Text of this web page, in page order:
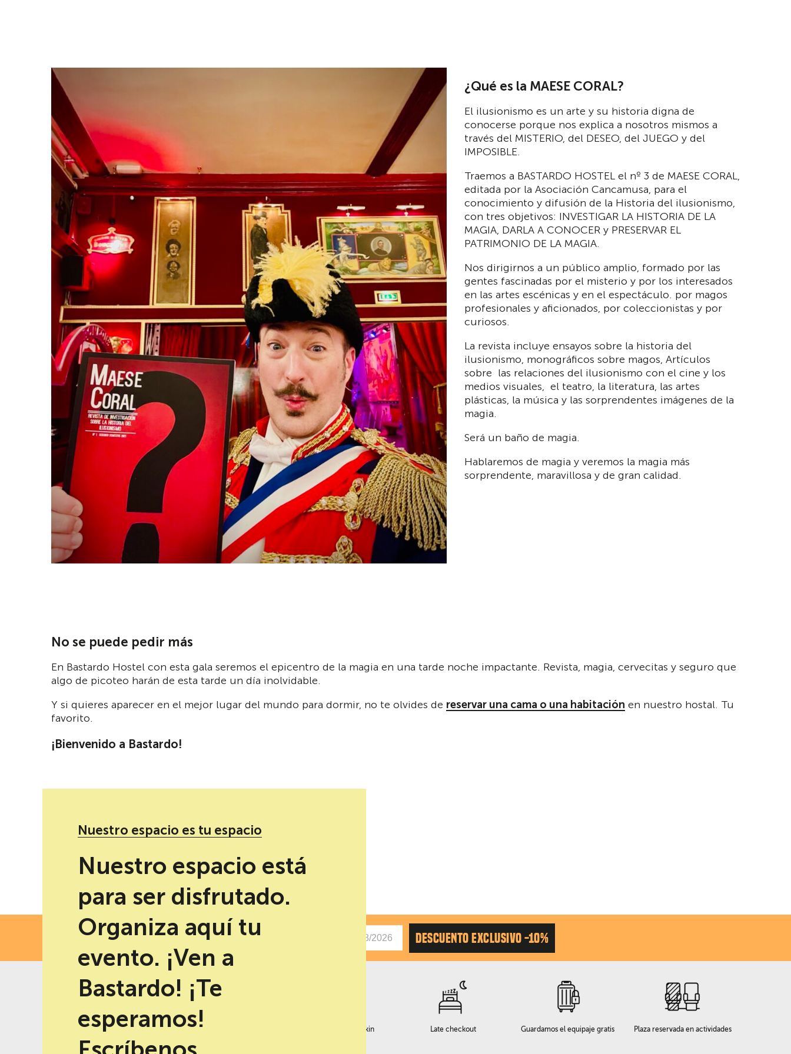
¿Qué es la MAESE CORAL?
El ilusionismo es un arte y su historia digna de
conocerse porque nos explica a nosotros mismos a
través del MISTERIO, del DESEO, del JUEGO y del
IMPOSIBLE.
Traemos a BASTARDO HOSTEL el nº 3 de MAESE CORAL,
editada por la Asociación Cancamusa, para el
conocimiento y difusión de la Historia del ilusionismo,
con tres objetivos: INVESTIGAR LA HISTORIA DE LA
MAGIA, DARLA A CONOCER y PRESERVAR EL
PATRIMONIO DE LA MAGIA.
Nos dirigirnos a un público amplio, formado por las
gentes fascinadas por el misterio y por los interesados
en las artes escénicas y en el espectáculo. por magos
profesionales y aficionados, por coleccionistas y por
curiosos.
La revista incluye ensayos sobre la historia del
ilusionismo, monográficos sobre magos, Artículos
sobre las relaciones del ilusionismo con el cine y los
medios visuales, el teatro, la literatura, las artes
plásticas, la música y las sorprendentes imágenes de la
magia.
Será un baño de magia.
Hablaremos de magia y veremos la magia más
sorprendente, maravillosa y de gran calidad.
No se puede pedir más
En Bastardo Hostel con esta gala seremos el epicentro de la magia en una tarde noche impactante. Revista, magia, cervecitas y seguro que
algo de picoteo harán de esta tarde un día inolvidable.
Y si quieres aparecer en el mejor lugar del mundo para dormir, no te olvides de reservar una cama o una habitación en nuestro hostal. Tu
favorito.
¡Bienvenido a Bastardo!
FECHAS DESCUENTO EXCLUSIVO -10%
-10% de descuento al reservar en
Mejor precio garantizado Servicio early checkin Late checkout Guardamos el equipaje gratis Plaza reservada en actividades
Nuestro espacio es tu espacio
Nuestro espacio está
para ser disfrutado.
Organiza aquí tu
evento. ¡Ven a
Bastardo! ¡Te
esperamos!